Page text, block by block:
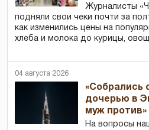
Журналисты
подняли свои чеки почти за
как изменились цены на
хлеба и молока до курицы,
04 августа 2026
«Собрались
дочерью в
муж против»
На вопросы